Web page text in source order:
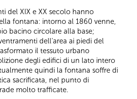
del XIX e XX secolo hanno
fontana: intorno al 1860 venne,
bacino circolare alla base;
dell’area ai piedi del
il tessuto urbano
degli edifici di un lato intero
quindi la fontana soffre di
sacrificata, nel punto di
molto trafficate.